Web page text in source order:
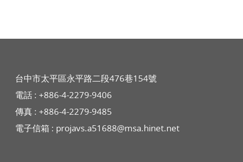
台中市太平區永平路二段476巷154號
電話 : +886-4-2279-9406
傳真 : +886-4-2279-9485
電子信箱 : projavs.a51688@msa.hinet.net